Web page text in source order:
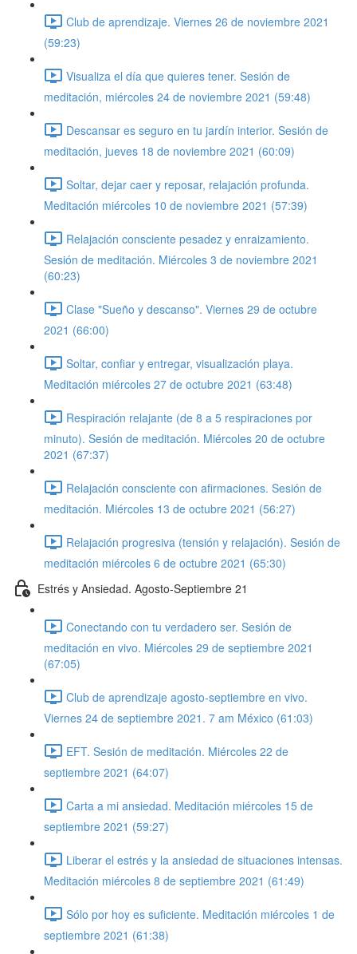
Club de aprendizaje. Viernes 26 de noviembre 2021
(59:23)
Visualiza el día que quieres tener. Sesión de
meditación, miércoles 24 de noviembre 2021 (59:48)
Descansar es seguro en tu jardín interior. Sesión de
meditación, jueves 18 de noviembre 2021 (60:09)
Soltar, dejar caer y reposar, relajación profunda.
Meditación miércoles 10 de noviembre 2021 (57:39)
Relajación consciente pesadez y enraizamiento.
Sesión de meditación. Miércoles 3 de noviembre 2021
(60:23)
Clase "Sueño y descanso". Viernes 29 de octubre
2021 (66:00)
Soltar, confiar y entregar, visualización playa.
Meditación miércoles 27 de octubre 2021 (63:48)
Respiración relajante (de 8 a 5 respiraciones por
minuto). Sesión de meditación. Miércoles 20 de octubre
2021 (67:37)
Relajación consciente con afirmaciones. Sesión de
meditación. Miércoles 13 de octubre 2021 (56:27)
Relajación progresiva (tensión y relajación). Sesión de
meditación miércoles 6 de octubre 2021 (65:30)
Estrés y Ansiedad. Agosto-Septiembre 21
Conectando con tu verdadero ser. Sesión de
meditación en vivo. Miércoles 29 de septiembre 2021
(67:05)
Club de aprendizaje agosto-septiembre en vivo.
Viernes 24 de septiembre 2021. 7 am México (61:03)
EFT. Sesión de meditación. Miércoles 22 de
septiembre 2021 (64:07)
Carta a mi ansiedad. Meditación miércoles 15 de
septiembre 2021 (59:27)
Liberar el estrés y la ansiedad de situaciones intensas.
Meditación miércoles 8 de septiembre 2021 (61:49)
Sólo por hoy es suficiente. Meditación miércoles 1 de
septiembre 2021 (61:38)